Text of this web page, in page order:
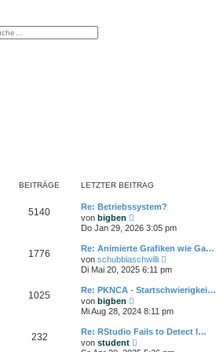
Suche
BEITRÄGE LETZTER BEITRAG
5140
Re: Betriebssystem?
von bigben
e
u
s
t
e
B
i
r
a
g
Do Jan 29, 2026 3:05 pm
1776
Re: Animierte Grafiken wie Ga…
von schubbiaschwilli
e
u
e
s
e
B
Di Mai 20, 2025 6:11 pm
1025
Re: PKNCA - Startschwierigkei…
von bigben
e
u
e
s
t
Mi Aug 28, 2024 8:11 pm
232
Re: RStudio Fails to Detect I…
von student
e